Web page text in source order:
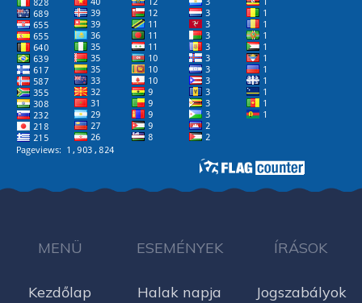
MENÜ
Kezdőlap
ESEMÉNYEK
Halak napja
ÍRÁSOK
Jogszabályok